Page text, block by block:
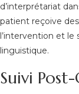
d’interprétariat
patient reçoive
l’intervention et le
linguistique.
Suivi